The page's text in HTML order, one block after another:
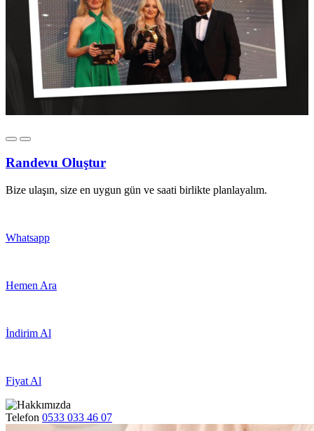
Randevu Oluştur
Bize ulaşın, size en uygun gün ve saati birlikte planlayalım.
Whatsapp
Hemen Ara
İndirim Al
Fiyat Al
Telefon 0533 033 46 07